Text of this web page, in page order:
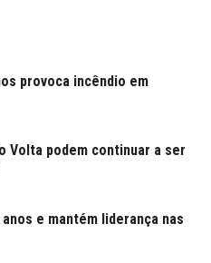
provoca incêndio em
Volta podem continuar a ser
e mantém liderança nas